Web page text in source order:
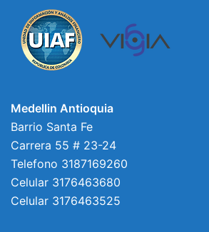
Medellin Antioquia
Barrio Santa Fe
Carrera 55 # 23-24
Telefono 3187169260
Celular 3176463680
Celular 3176463525